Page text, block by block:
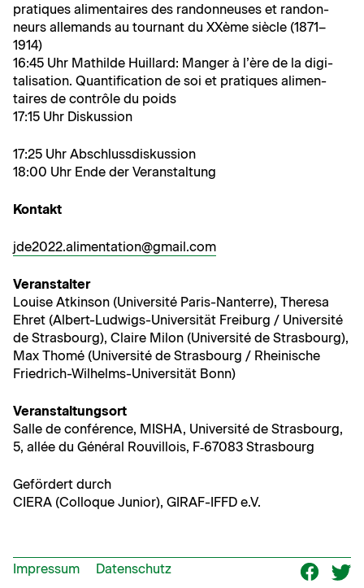
pra­tiques ali­men­taires des ran­don­neuses et ran­don­
neurs alle­mands au tour­nant du XXème siè­cle (1871–
1914)
16:45 Uhr Mathilde Huil­lard: Manger à l’ère de la dig­i­
tal­i­sa­tion. Quan­tifi­ca­tion de soi et pra­tiques ali­men­
taires de con­trôle du poids
17:15 Uhr Diskussion
17:25 Uhr Abschlussdiskussion
18:00 Uhr Ende der Veranstaltung
Kon­takt
jde2022.alimentation@gmail.com
Ver­anstal­ter
Louise Atkin­son (Uni­ver­sité Paris-Nan­terre), There­sa
Ehret (Albert-Lud­wigs-Uni­ver­sität Freiburg / Uni­ver­sité
de Stras­bourg), Claire Milon (Uni­ver­sité de Stras­bourg),
Max Thomé (Uni­ver­sité de Stras­bourg / Rheinis­che
Friedrich-Wil­helms-Uni­ver­sität Bonn)
Ver­anstal­tung­sort
Salle de con­férence, MISHA, Uni­ver­sité de Stras­bourg,
5, allée du Général Rou­vil­lois, F‑67083 Strasbourg
Gefördert durch
CIERA (Col­loque Junior), GIRAF-IFFD e.V.
Impressum Datenschutz